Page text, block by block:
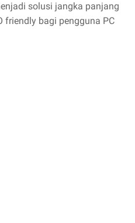
solusi jangka panjang
friendly bagi pengguna PC